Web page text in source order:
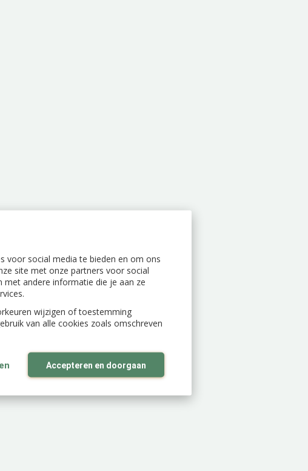
voor social media te bieden en om ons
site met onze partners voor social
met andere informatie die je aan ze
wijzigen of toestemming
van alle cookies zoals omschreven
Accepteren en doorgaan